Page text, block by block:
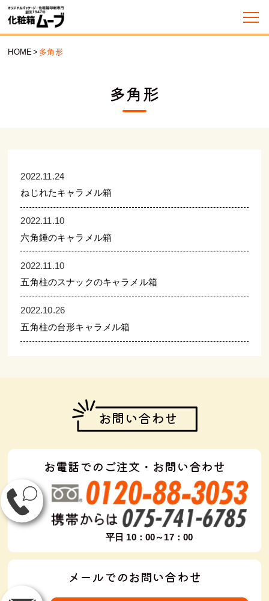
HOME> 多角形
多角形
2022.11.24
ねじれたキャラメル箱
2022.11.10
六角錘のキャラメル箱
2022.11.10
五角柱のスナックのキャラメル箱
2022.10.26
五角柱の台形キャラメル箱
お問い合わせ
お電話でのご注文・お問い合わせ
平日 10：00～17：00
メールでのお問い合わせ